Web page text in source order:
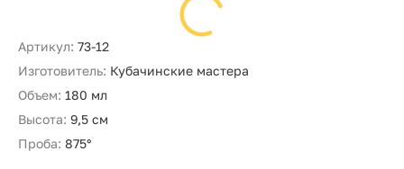
Артикул: 73-12
Изготовитель: Кубачинские мастера
Объем: 180 мл
Высота: 9,5 см
Проба: 875°